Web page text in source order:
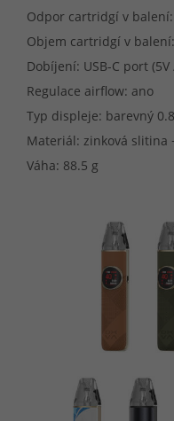
Odpor cartridgí v
Objem cartridgí v
Dobíjení: USB-C port (5V
Regulace airflow: ano
Typ displeje: barevný
Materiál: zinková slitina
Váha: 88.5 g